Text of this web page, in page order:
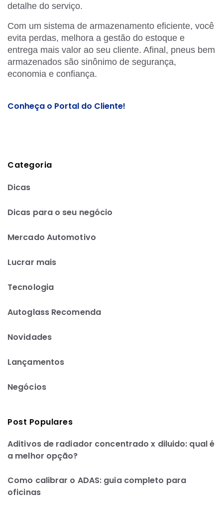
detalhe do serviço.
Com um sistema de armazenamento eficiente, você
evita perdas, melhora a gestão do estoque e
entrega mais valor ao seu cliente. Afinal, pneus bem
armazenados são sinônimo de segurança,
economia e confiança.
Conheça o Portal do Cliente!
Categoria
Dicas
Dicas para o seu negócio
Mercado Automotivo
Lucrar mais
Tecnologia
Autoglass Recomenda
Novidades
Lançamentos
Negócios
Post Populares
Aditivos de radiador concentrado x diluido: qual é
a melhor opção?
Como calibrar o ADAS: guia completo para
oficinas